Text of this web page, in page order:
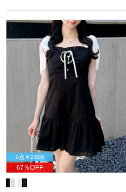
2点￥2200
67％OFF